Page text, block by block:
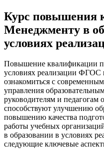
Курс повышения
Менеджменту в
условиях
Повышение квалификации
условиях реализации ФГОС
ознакомиться с
управления
руководителям и педагогам
способствуют улучшению
повышению качества
работы учебных
в образовании в условиях
следующие ключевые